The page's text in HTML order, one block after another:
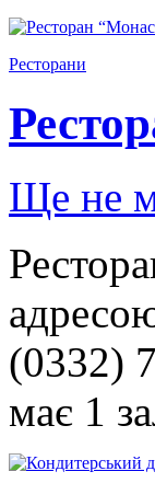
Ресторани
Ще не
(0332)
має 1